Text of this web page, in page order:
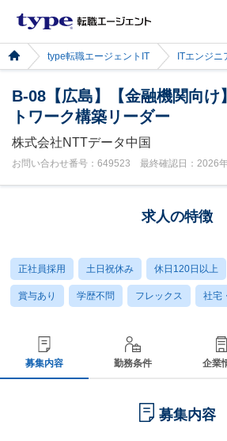
type転職エージェントIT ITエンジ
B-08【広島】【金融機関向け
トワーク構築リーダー
株式会社NTTデータ中国
お問い合わせ番号：649523 最終確認日：2026
求人の特徴
正社員採用 土日祝休み 休日120日以上
賞与あり 学歴不問 フレックス 社宅
募集内容 勤務条件 企業
募集内容